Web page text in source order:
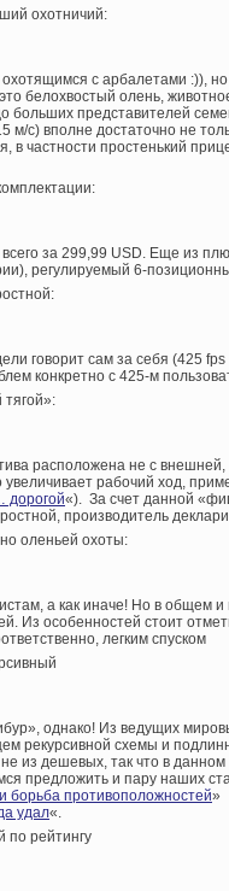
охотничий:
с арбалетами :)),
белохвостый олень,
больших представителей
м/с) вполне достаточно не
в частности простенький
за 299,99 USD. Еще из
регулируемый 6-
говорит сам за себя (425
конкретно с 425-м
расположена не с
рабочий ход,
дорогой«). За счет данной
производитель
оленьей охоты:
а как иначе! Но в общем
Из особенностей стоит
легким спуском
однако! Из ведущих
рекурсивной схемы и
из дешевых, так что в
предложить и пару наших
борьба противоположностей»
удал«.
рейтингу